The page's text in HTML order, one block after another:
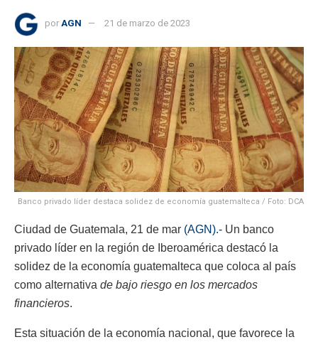
por AGN 21 de marzo de 2023
Banco privado líder destaca solidez de economía guatemalteca / Foto: DCA
Ciudad de Guatemala, 21 de mar (AGN).- Un banco
privado líder en la región de Iberoamérica destacó la
solidez de la economía guatemalteca que coloca al país
como alternativa de bajo riesgo en los mercados
financieros.
Esta situación de la economía nacional, que favorece la